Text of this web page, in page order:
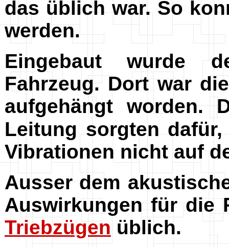
das üblich war. So
werden.
Eingebaut wurde
Fahrzeug. Dort war
aufgehängt worden.
Leitung sorgten
Vibrationen nicht auf
Ausser dem
Auswirkungen für die
Triebzügen üblich.